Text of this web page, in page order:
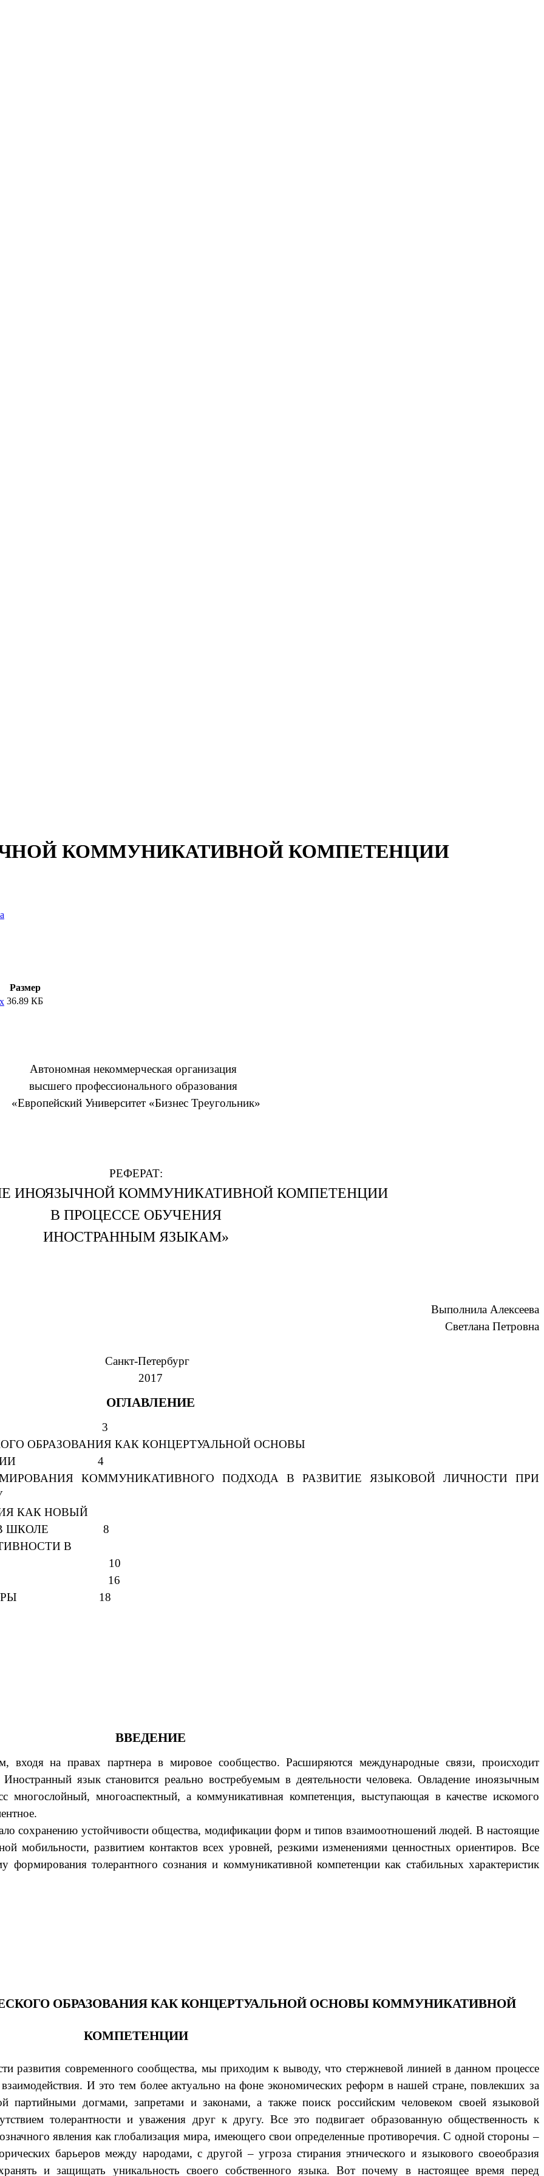
КОММУНИКАТИВНОЙ КОМПЕТЕНЦИИ
Размер
36.89 КБ
Автономная некоммерческая организация
высшего профессионального образования
«Европейский Университет «Бизнес Треугольник»
РЕФЕРАТ:
ИНОЯЗЫЧНОЙ КОММУНИКАТИВНОЙ КОМПЕТЕНЦИИ
В ПРОЦЕССЕ ОБУЧЕНИЯ
ИНОСТРАННЫМ ЯЗЫКАМ»
Выполнила Алексеева
Светлана Петровна
Санкт-Петербург
2017
ОГЛАВЛЕНИЕ
3
ОБРАЗОВАНИЯ КАК КОНЦЕРТУАЛЬНОЙ ОСНОВЫ
4
КОММУНИКАТИВНОГО ПОДХОДА В РАЗВИТИЕ ЯЗЫКОВОЙ ЛИЧНОСТИ ПРИ
ЯЗЫКУ
КАК НОВЫЙ
В ШКОЛЕ 8
В
10
16
18
ВВЕДЕНИЕ
входя на правах партнера в мировое сообщество. Расширяются международные связи, происходит
язык становится реально востребуемым в деятельности человека. Овладение иноязычным
многоаспектный, а коммуникативная компетенция, выступающая в качестве искомого
сохранению устойчивости общества, модификации форм и типов взаимоотношений людей. В настоящие
мобильности, развитием контактов всех уровней, резкими изменениями ценностных ориентиров. Все
формирования толерантного сознания и коммуникативной компетенции как стабильных характеристик
ОБРАЗОВАНИЯ КАК КОНЦЕРТУАЛЬНОЙ ОСНОВЫ КОММУНИКАТИВНОЙ
КОМПЕТЕНЦИИ
развития современного сообщества, мы приходим к выводу, что стержневой линией в данном процессе
И это тем более актуально на фоне экономических реформ в нашей стране, повлекших за
партийными догмами, запретами и законами, а также поиск российским человеком своей языковой
толерантности и уважения друг к другу. Все это подвигает образованную общественность к
явления как глобализация мира, имеющего свои определенные противоречия. С одной стороны –
барьеров между народами, с другой – угроза стирания этнического и языкового своеобразия
и защищать уникальность своего собственного языка. Вот почему в настоящее время перед